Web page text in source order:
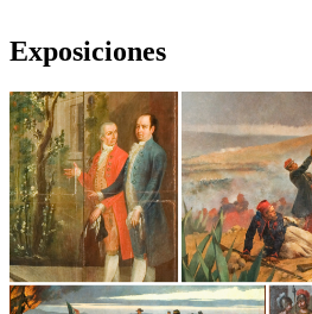
Exposiciones